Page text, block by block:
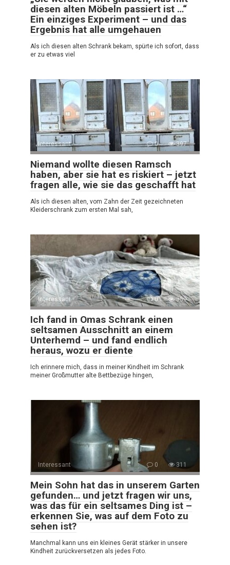
diesen alten Möbeln passiert ist …“
Ein einziges Experiment – und das
Ergebnis hat alle umgehauen
Als ich diesen alten Schrank bekam, spürte ich sofort, dass
er zu etwas viel
Interessant 0 397
Niemand wollte diesen Ramsch
haben, aber sie hat es riskiert – jetzt
fragen alle, wie sie das geschafft hat
Als ich diesen alten, vom Zahn der Zeit gezeichneten
Kleiderschrank zum ersten Mal sah,
Interessant 0 359
Ich fand in Omas Schrank einen
seltsamen Ausschnitt an einem
Unterhemd – und fand endlich
heraus, wozu er diente
Ich erinnere mich, dass in meiner Kindheit im Schrank
meiner Großmutter alte Bettbezüge hingen,
Interessant 0 311
Mein Sohn hat das in unserem Garten
gefunden… und jetzt fragen wir uns,
was das für ein seltsames Ding ist –
erkennen Sie, was auf dem Foto zu
sehen ist?
Manchmal kann uns ein kleines Gerät stärker in unsere
Kindheit zurückversetzen als jedes Foto.